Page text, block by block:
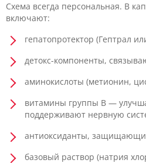
Схема всегда персональная. В
включают:
гепатопротектор (Гептрал
детокс-компоненты,
аминокислоты (метионин,
витамины группы B —
поддерживают нервную
антиоксиданты,
базовый раствор (натрия